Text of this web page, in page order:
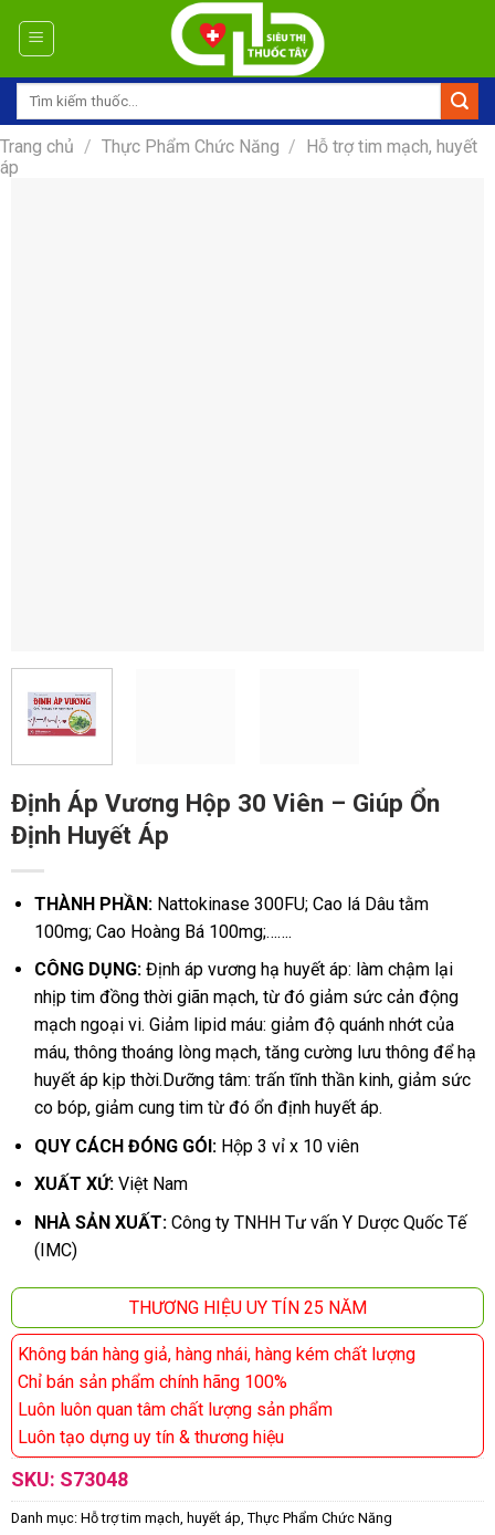
Tìm
Trang chủ / Thực Phẩm Chức Năng / Hỗ trợ tim mạch, huyết
áp
Định Áp Vương Hộp 30 Viên – Giúp Ổn
Định Huyết Áp
THÀNH PHẦN:Nattokinase 300FU; Cao lá Dâu tằm
100mg; Cao Hoàng Bá 100mg;…….
CÔNG DỤNG:Định áp vương hạ huyết áp: làm chậm lại
nhịp tim đồng thời giãn mạch, từ đó giảm sức cản động
mạch ngoại vi. Giảm lipid máu: giảm độ quánh nhớt của
máu, thông thoáng lòng mạch, tăng cường lưu thông để hạ
huyết áp kịp thời.Dưỡng tâm: trấn tĩnh thần kinh, giảm sức
co bóp, giảm cung tim từ đó ổn định huyết áp.
QUY CÁCH ĐÓNG GÓI:Hộp 3 vỉ x 10 viên
XUẤT XỨ:Việt Nam
NHÀ SẢN XUẤT:Công ty TNHH Tư vấn Y Dược Quốc Tế
(IMC)
THƯƠNG HIỆU UY TÍN 25 NĂM
Không bán hàng giả, hàng nhái, hàng kém chất lượng
Chỉ bán sản phẩm chính hãng 100%
Luôn luôn quan tâm chất lượng sản phẩm
Luôn tạo dựng uy tín & thương hiệu
SKU: S73048
Danh mục: Hỗ trợ tim mạch, huyết áp Thực Phẩm Chức Năng